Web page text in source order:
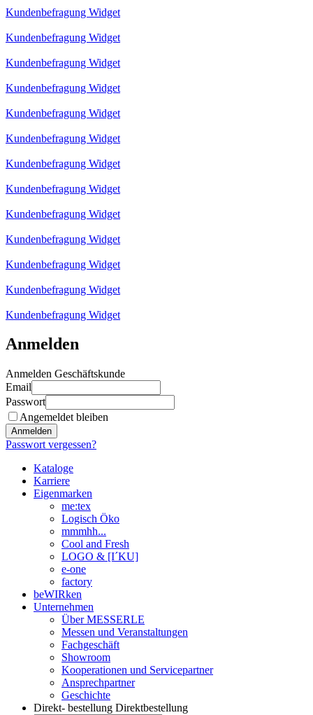
Kundenbefragung Widget
Kundenbefragung Widget
Kundenbefragung Widget
Kundenbefragung Widget
Kundenbefragung Widget
Kundenbefragung Widget
Kundenbefragung Widget
Kundenbefragung Widget
Kundenbefragung Widget
Kundenbefragung Widget
Kundenbefragung Widget
Kundenbefragung Widget
Kundenbefragung Widget
Anmelden
Anmelden Geschäftskunde
Email
Passwort
Angemeldet bleiben
Anmelden
Passwort vergessen?
Kataloge
Karriere
Eigenmarken
me:tex
Logisch Öko
mmmhh...
Cool and Fresh
LOGO & [I´KU]
e-one
factory
beWIRken
Unternehmen
Über MESSERLE
Messen und Veranstaltungen
Fachgeschäft
Showroom
Kooperationen und Servicepartner
Ansprechpartner
Geschichte
Direkt- bestellung Direktbestellung